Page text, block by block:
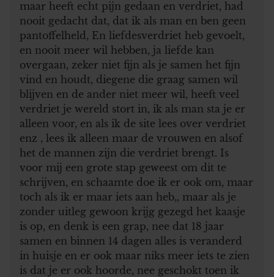
maar heeft echt pijn gedaan en verdriet, had
nooit gedacht dat, dat ik als man en ben geen
pantoffelheld, En liefdesverdriet heb gevoelt,
en nooit meer wil hebben, ja liefde kan
overgaan, zeker niet fijn als je samen het fijn
vind en houdt, diegene die graag samen wil
blijven en de ander niet meer wil, heeft veel
verdriet je wereld stort in, ik als man sta je er
alleen voor, en als ik de site lees over verdriet
enz , lees ik alleen maar de vrouwen en alsof
het de mannen zijn die verdriet brengt. Is
voor mij een grote stap geweest om dit te
schrijven, en schaamte doe ik er ook om, maar
toch als ik er maar iets aan heb,, maar als je
zonder uitleg gewoon krijg gezegd het kaasje
is op, en denk is een grap, nee dat 18 jaar
samen en binnen 14 dagen alles is veranderd
in huisje en er ook maar niks meer iets te zien
is dat je er ook hoorde, nee geschokt toen ik